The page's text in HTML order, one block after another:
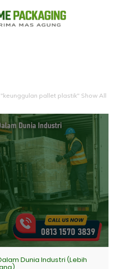
"keunggulan pallet plastik" Show All
Dunia Industri (Lebih